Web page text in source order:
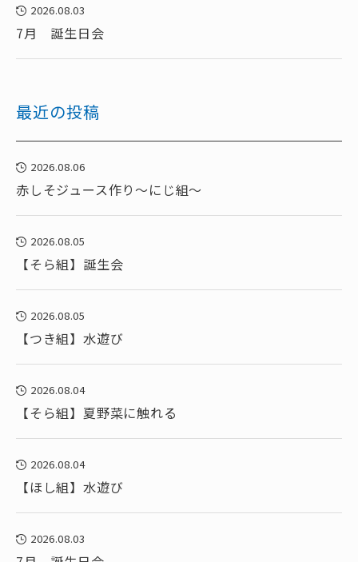
2026.08.03
7月 誕生日会
最近の投稿
2026.08.06
赤しそジュース作り～にじ組～
2026.08.05
【そら組】誕生会
2026.08.05
【つき組】水遊び
2026.08.04
【そら組】夏野菜に触れる
2026.08.04
【ほし組】水遊び
2026.08.03